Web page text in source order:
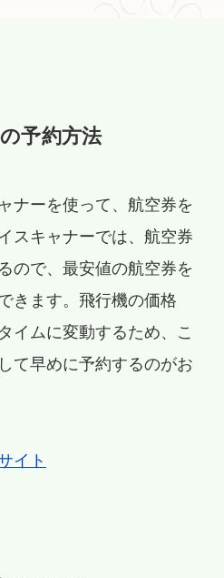
予約方法
ナーを使って、航空券を
スキャナーでは、航空券
ので、最安値の航空券を
きます。飛行機の価格
イムに変動するため、こ
て早めに予約するのがお
イト